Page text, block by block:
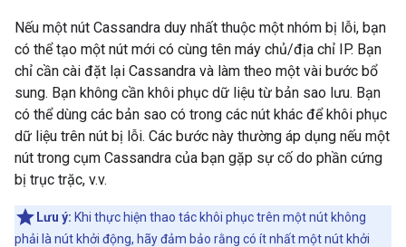
Nếu một nút Cassandra duy nhất thuộc một nhóm bị lỗi, bạn
có thể tạo một nút mới có cùng tên máy chủ/địa chỉ IP. Bạn
chỉ cần cài đặt lại Cassandra và làm theo một vài bước bổ
sung. Bạn không cần khôi phục dữ liệu từ bản sao lưu. Bạn
có thể dùng các bản sao có trong các nút khác để khôi phục
dữ liệu trên nút bị lỗi. Các bước này thường áp dụng nếu một
nút trong cụm Cassandra của bạn gặp sự cố do phần cứng
bị trục trặc, v.v.
Lưu ý: Khi thực hiện thao tác khôi phục trên một nút không
phải là nút khởi động, hãy đảm bảo rằng có ít nhất một nút khởi